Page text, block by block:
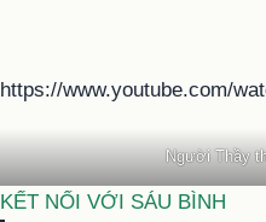
https://www.youtube.com/
Người Thầy
KẾT NỐI VỚI SÁU BÌNH